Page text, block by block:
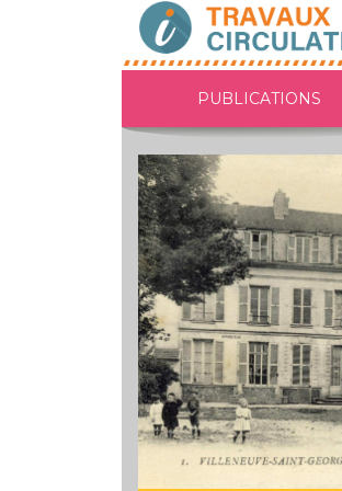
PUBLICATIONS